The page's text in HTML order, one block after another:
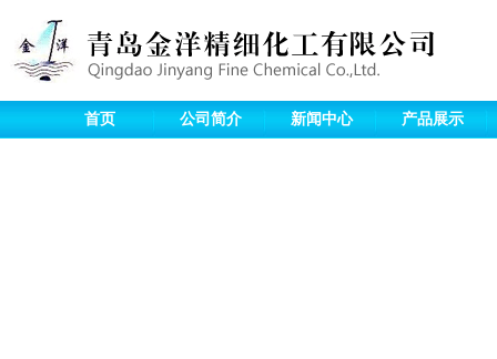
首页 公司简介 新闻中心 产品展示